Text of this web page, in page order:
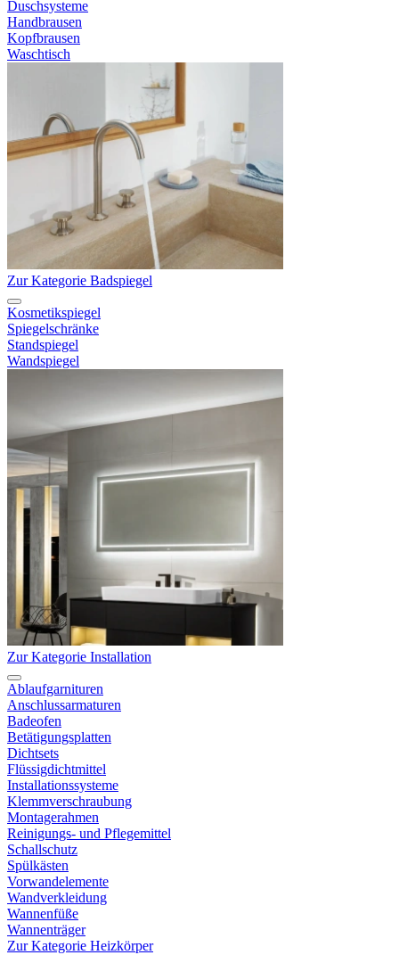
Duschsysteme
Handbrausen
Kopfbrausen
Waschtisch
Zur Kategorie Badspiegel
Kosmetikspiegel
Spiegelschränke
Standspiegel
Wandspiegel
Zur Kategorie Installation
Ablaufgarnituren
Anschlussarmaturen
Badeofen
Betätigungsplatten
Dichtsets
Flüssigdichtmittel
Installationssysteme
Klemmverschraubung
Montagerahmen
Reinigungs- und Pflegemittel
Schallschutz
Spülkästen
Vorwandelemente
Wandverkleidung
Wannenfüße
Wannenträger
Zur Kategorie Heizkörper